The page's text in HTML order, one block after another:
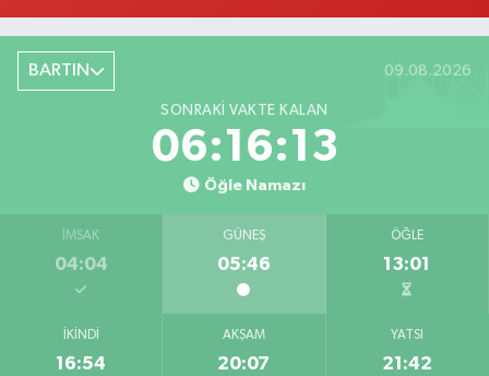
BARTIN 09.08.2026
SONRAKI VAKTE KALAN
06:16:12
Öğle Namazı
İMSAK
04:04
GÜNEŞ
05:46
ÖĞLE
13:01
İKINDI
16:54
AKŞAM
20:07
YATSI
21:42